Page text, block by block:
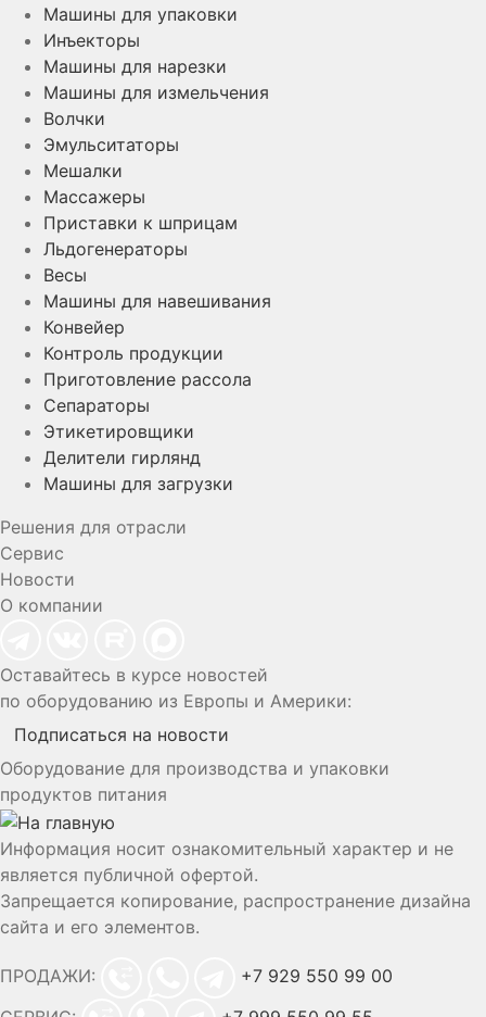
Машины для упаковки
Инъекторы
Машины для нарезки
Машины для измельчения
Волчки
Эмульситаторы
Мешалки
Массажеры
Приставки к шприцам
Льдогенераторы
Весы
Машины для навешивания
Конвейер
Контроль продукции
Приготовление рассола
Сепараторы
Этикетировщики
Делители гирлянд
Машины для загрузки
Решения для отрасли
Сервис
Новости
О компании
Оставайтесь в курсе новостей
по оборудованию из Европы и Америки:
Подписаться на новости
Оборудование для производства и упаковки
продуктов питания
Информация носит ознакомительный характер и не
является публичной офертой.
Запрещается копирование, распространение дизайна
сайта и его элементов.
ПРОДАЖИ:
+7 929 550 99 00